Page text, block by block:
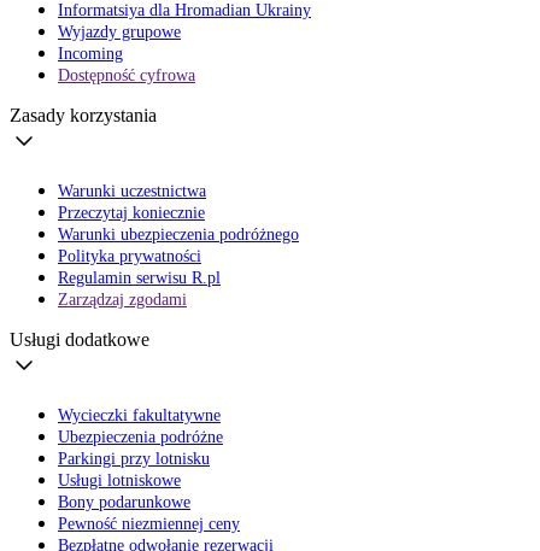
Informatsiya dla Hromadian Ukrainy
Wyjazdy grupowe
Incoming
Dostępność cyfrowa
Zasady korzystania
Warunki uczestnictwa
Przeczytaj koniecznie
Warunki ubezpieczenia podróżnego
Polityka prywatności
Regulamin serwisu R.pl
Zarządzaj zgodami
Usługi dodatkowe
Wycieczki fakultatywne
Ubezpieczenia podróżne
Parkingi przy lotnisku
Usługi lotniskowe
Bony podarunkowe
Pewność niezmiennej ceny
Bezpłatne odwołanie rezerwacji